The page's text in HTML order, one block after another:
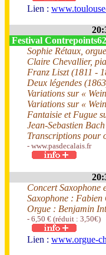
Lien :
Festival Contrepoints62
Sophie Rétaux, orgue
Claire Chevallier,
Franz Liszt (1811 -
Deux légendes
Variations sur «
Variations sur «
Fantaisie et Fugue
Jean-Sebastien
Transcriptions pour
- www.pasdecalais.fr
Concert Saxophone
Saxophone : Fabien
Orgue : Benjamin
- 6,50 € (réduit : 3,50€)
Lien : www.orgue-